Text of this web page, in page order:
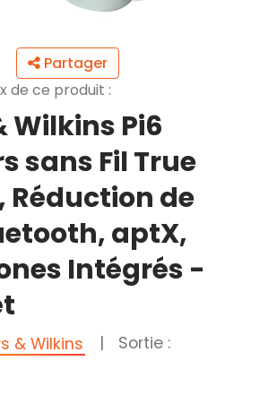
Partager
de ce produit :
Wilkins Pi6
sans Fil True
Réduction de
aptX,
Intégrés -
& Wilkins |
Sortie :